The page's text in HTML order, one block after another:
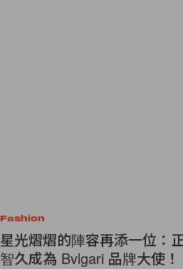
Fashion
星光熠熠的陣容再添一位：
智久成為 Bvlgari 品牌大使！